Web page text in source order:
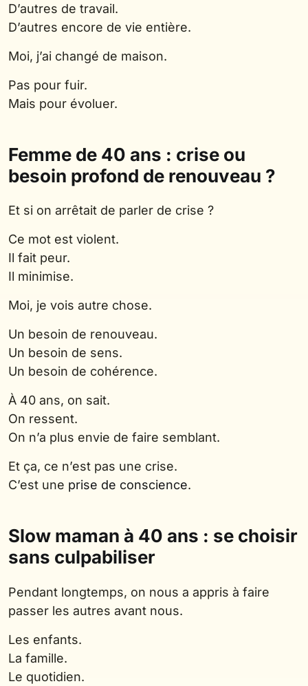
D’autres de travail.
D’autres encore de vie entière.
Moi, j’ai changé de maison.
Pas pour fuir.
Mais pour évoluer.
Femme de 40 ans : crise ou
besoin profond de renouveau ?
Et si on arrêtait de parler de crise ?
Ce mot est violent.
Il fait peur.
Il minimise.
Moi, je vois autre chose.
Un besoin de renouveau.
Un besoin de sens.
Un besoin de cohérence.
À 40 ans, on sait.
On ressent.
On n’a plus envie de faire semblant.
Et ça, ce n’est pas une crise.
C’est une prise de conscience.
Slow maman à 40 ans : se choisir
sans culpabiliser
Pendant longtemps, on nous a appris à faire
passer les autres avant nous.
Les enfants.
La famille.
Le quotidien.